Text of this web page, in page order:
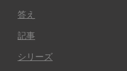
答え
記事
シリーズ